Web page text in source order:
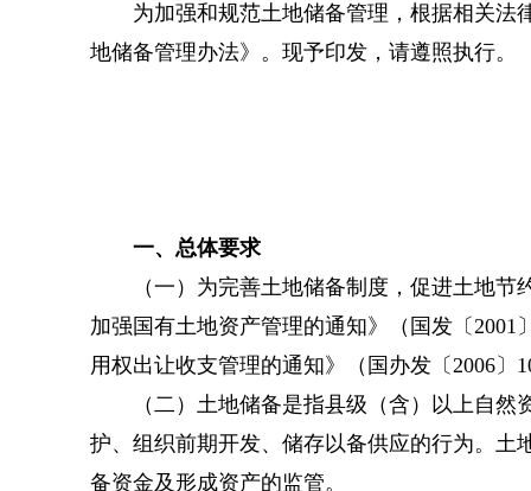
为加强和规范土地储备管理，根据相关法律
地储备管理办法》。现予印发，请遵照执行。
一、总体要求
（一）为完善土地储备制度，促进土地节约
加强国有土地资产管理的通知》（国发〔
用权出让收支管理的通知》（国办发〔2006〕
（二）土地储备是指县级（含）以上自然资
护、组织前期开发、储存以备供应的行为。土
备资金及形成资产的监管。